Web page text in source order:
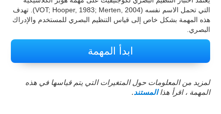
التي تحمل الاسم نفسه (VOT; Hooper, 1983; Merten, 2004). تهدف
هذه المهمة بشكل خاص إلى قياس التنظيم البصري للمستخدم والإدراك
البصري.
ابدأ المهمة
لمزيد من المعلومات حول المتغيرات التي يتم قياسها في هذه
المهمة ، اقرأ هذاالمستند.